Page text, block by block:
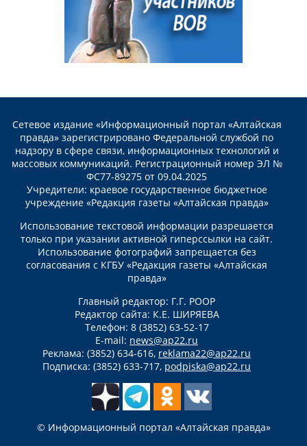
Сетевое издание «Информационный портал «Алтайская
правда» зарегистрировано Федеральной службой по
надзору в сфере связи, информационных технологий и
массовых коммуникаций. Регистрационный номер ЭЛ №
ФС77-89275 от 09.04.2025
Учредители: краевое государственное бюджетное
учреждение «Редакция газеты «Алтайская правда»
Использование текстовой информации разрешается
только при указании активной гиперссылки на сайт.
Использование фотографий запрещается без
согласования с КГБУ «Редакция газеты «Алтайская
правда»
Главный редактор: Г.Г. РООР
Редактор сайта: К.Е. ШИРЯЕВА
Телефон: 8 (3852) 63-52-17
E-mail: news@ap22.ru
Реклама: (3852) 634-616, reklama22@ap22.ru
Подписка: (3852) 633-717, podpiska@ap22.ru
© Информационный портал «Алтайская правда»